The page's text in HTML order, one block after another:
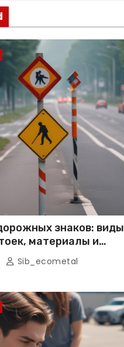
знаков: виды
материалы и
требования
Sib_ecometal